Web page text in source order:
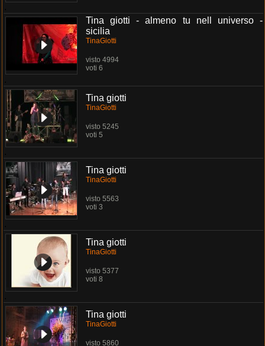
Tina giotti - almeno tu nell universo -
sicilia
TinaGiotti
visto 4994
voti 6
Tina giotti
TinaGiotti
visto 5245
voti 5
Tina giotti
TinaGiotti
visto 5563
voti 3
Tina giotti
TinaGiotti
visto 5377
voti 8
Tina giotti
TinaGiotti
visto 5860